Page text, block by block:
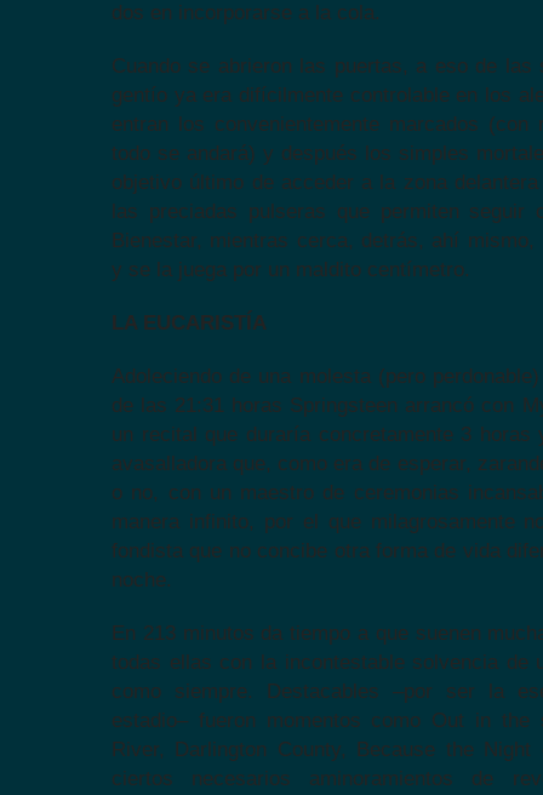
dos en incorporarse a la cola.
Cuando se abrieron las puertas, a eso de
gentío ya era difícilmente controlable en los
entran los convenientemente marcados
todo se andará) y después los simples
objetivo último de acceder a la zona
las preciadas pulseras que permiten seguir
Bienestar, mientras cerca, detrás, ahí
y se la juega por un maldito centímetro.
LA EUCARISTÍA
Adoleciendo de una molesta (pero
de las 21:31 horas Springsteen arrancó con
un recital que duraría concretamente 3 horas
avasalladora que, como era de esperar,
o no, con un maestro de ceremonias
manera infinito, por el que milagrosamente
fondista que no concibe otra forma de vida
noche.
En 213 minutos da tiempo a que suenen
todas ellas con la incontestable solvencia de
como siempre. Destacables –por ser la
estadio– fueron momentos como Out in the
River, Darlington County, Because the
ciertos necesarios aminoramientos de